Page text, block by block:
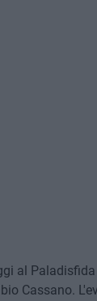
al
Cassano.